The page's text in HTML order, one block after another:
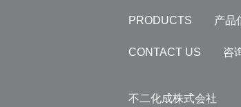
PRODUCTS 产品
CONTACT US 咨
不二化成株式会社